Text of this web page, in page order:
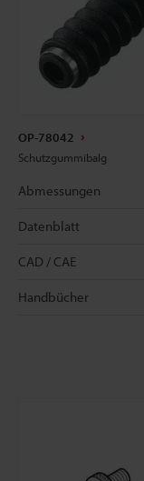
OP-78042
Schutzgummibalg
Abmessungen
Datenblatt
CAD / CAE
Handbücher